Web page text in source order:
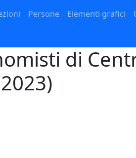
principale
Persone Elementi grafici
di